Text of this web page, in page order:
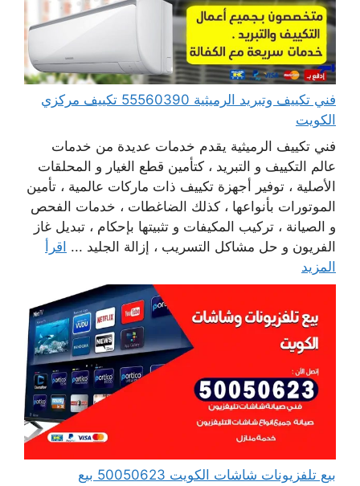
فني تكييف وتبريد الرميثية 55560390 تكييف مركزي
الكويت
فني تكييف الرميثية يقدم خدمات عديدة من خدمات
عالم التكييف و التبريد ، كتأمين قطع الغيار و المحلقات
الأصلية ، توفير أجهزة تكييف ذات ماركات عالمية ، تأمين
الموتورات بأنواعها ، كذلك الضاغطات ، خدمات الفحص
و الصيانة ، تركيب المكيفات و تثبيتها بإحكام ، تبديل غاز
الفريون و حل مشاكل التسريب ، إزالة الجليد ... اقرأ
المزيد
بيع تلفزيونات شاشات الكويت 50050623 بيع